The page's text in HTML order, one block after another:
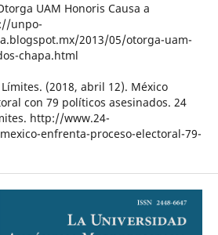
UAM Honoris Causa a
unpo-
2013/05/otorga-uam-
chapa.html
(2018, abril 12). México
con 79 políticos asesinados. 24
http://www.24-
enfrenta-proceso-electoral-79-